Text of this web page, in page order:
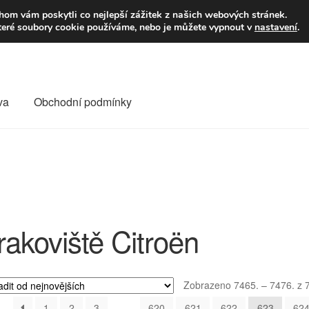
Kč Volejte
Obchodní podmínky
Citroën
Zobrazeno 7465. – 7476. z
vám poskytli co nejlepší zážitek z našich webových stránek.
soubory cookie používáme, nebo je můžete vypnout v nastavení.